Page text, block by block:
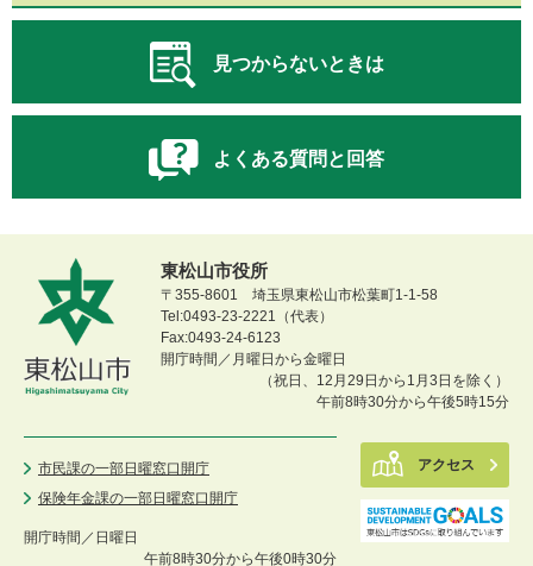
見つからないときは
よくある質問と回答
東松山市役所
〒355-8601 埼玉県東松山市松葉町1-1-58
Tel:0493-23-2221（代表）
Fax:0493-24-6123
開庁時間／月曜日から金曜日
（祝日、12月29日から1月3日を除く）
午前8時30分から午後5時15分
市民課の一部日曜窓口開庁
保険年金課の一部日曜窓口開庁
開庁時間／ 日曜日
午前8時30分から午後0時30分
アクセス